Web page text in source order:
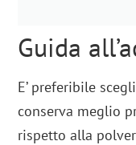
Guida
E’ preferibile
conserva meglio
rispetto alla